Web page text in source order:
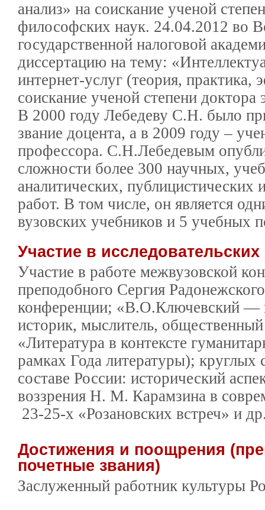
анализ» на соискание ученой
философских наук. 24.04.2012 во
государственной налоговой
диссертацию на тему:
интернет-услуг (теория, практика,
соискание ученой степени доктора
В 2000 году Лебедеву С.Н. было
звание доцента, а в 2009 году –
профессора. С.Н.Лебедевым
сложности более 300 научных,
аналитических, публицистических
работ. В том числе, он является
вузовских учебников и 5 учебных
Участие в
Участие в работе межвузовской
преподобного Сергия
конференции; «В.О.Ключевский
историк, мыслитель, общественный
«Литература в контексте
рамках Года литературы);
составе России: исторический
воззрения Н. М. Карамзина в
23-25-х «Розановских встреч» и
Достижения и поощрения
почетные звания)
Заслуженный работник культуры